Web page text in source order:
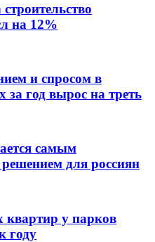
на 12%
и спросом в
за год вырос на треть
самым
для россиян
квартир у парков
году